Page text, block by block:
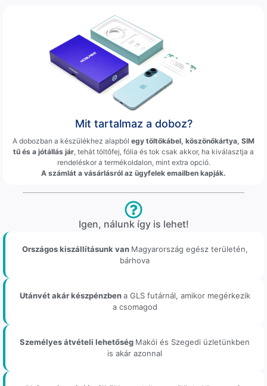
Mit tartalmaz a doboz?
A dobozban a készülékhez alapból egy töltőkábel, köszönőkártya, SIM
tű és a jótállás jár, tehát töltőfej, fólia és tok csak akkor, ha kiválasztja a
rendeléskor a termékoldalon, mint extra opció.
A számlát a vásárlásról az ügyfelek emailben kapják.
Igen, nálunk így is lehet!
Országos kiszállításunk van Magyarország egész területén,
bárhova
Utánvét akár készpénzbena GLS futárnál, amikor megérkezik
a csomagod
Személyes átvételi lehetőség Makói és Szegedi üzletünkben
is akár azonnal